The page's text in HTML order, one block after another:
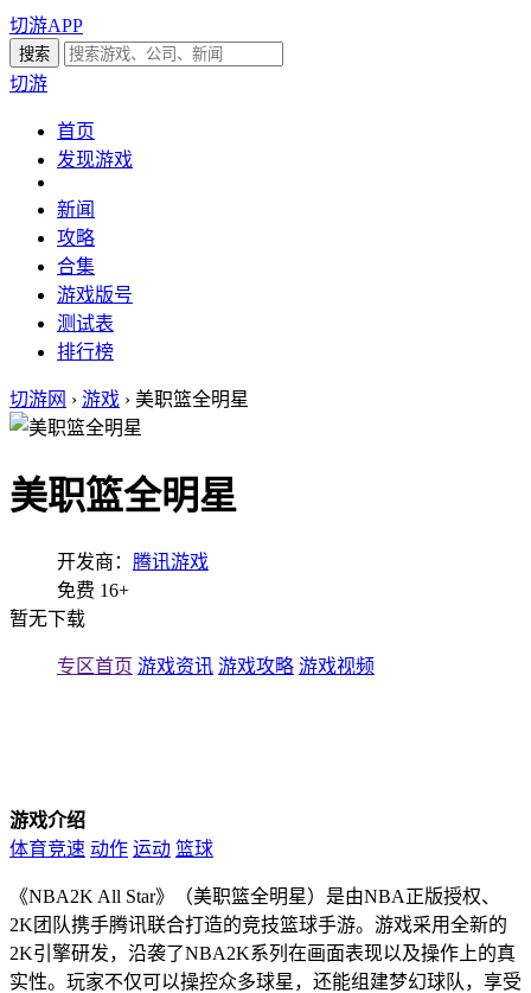
切游APP
切游
首页
发现游戏
新闻
攻略
合集
游戏版号
测试表
排行榜
切游网 › 游戏 › 美职篮全明星
美职篮全明星
开发商： 腾讯游戏
免费 16+
暂无下载
专区首页 游戏资讯 游戏攻略 游戏视频
游戏介绍
体育竞速 动作 运动 篮球
《NBA2K All Star》（美职篮全明星）是由NBA正版授权、
2K团队携手腾讯联合打造的竞技篮球手游。游戏采用全新的
2K引擎研发，沿袭了NBA2K系列在画面表现以及操作上的真
实性。玩家不仅可以操控众多球星，还能组建梦幻球队，享受